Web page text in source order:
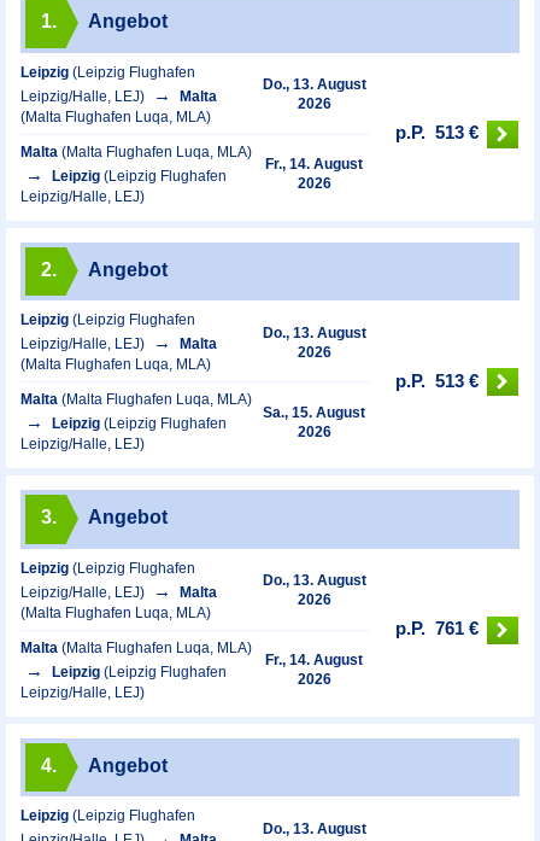
1. Angebot
Leipzig (Leipzig Flughafen
Leipzig/Halle, LEJ)
Malta
(Malta Flughafen Luqa, MLA)
Do., 13. August
2026
Malta (Malta Flughafen Luqa, MLA)
Leipzig (Leipzig Flughafen
Leipzig/Halle, LEJ)
Fr., 14. August
2026
p.P. 513 €
2. Angebot
Leipzig (Leipzig Flughafen
Leipzig/Halle, LEJ)
Malta
(Malta Flughafen Luqa, MLA)
Do., 13. August
2026
Malta (Malta Flughafen Luqa, MLA)
Leipzig (Leipzig Flughafen
Leipzig/Halle, LEJ)
Sa., 15. August
2026
p.P. 513 €
3. Angebot
Leipzig (Leipzig Flughafen
Leipzig/Halle, LEJ)
Malta
(Malta Flughafen Luqa, MLA)
Do., 13. August
2026
Malta (Malta Flughafen Luqa, MLA)
Leipzig (Leipzig Flughafen
Leipzig/Halle, LEJ)
Fr., 14. August
2026
p.P. 761 €
4. Angebot
Leipzig (Leipzig Flughafen
Do., 13. August